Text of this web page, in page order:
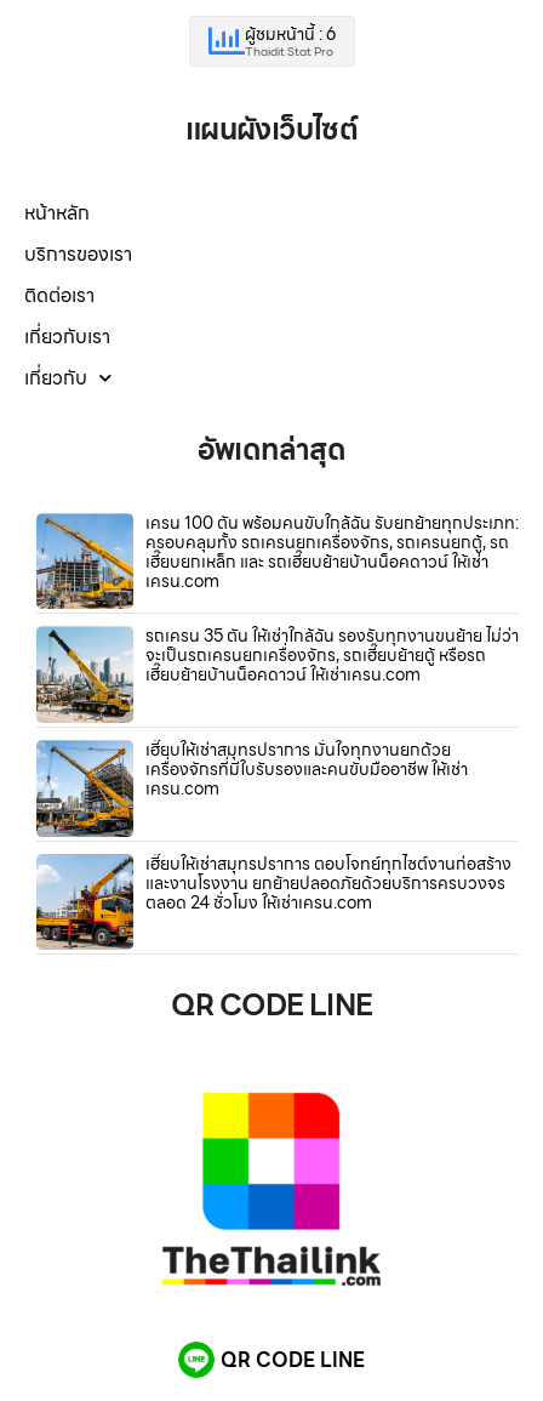
ผู้ชมหน้านี้ : 6
Thaidit Stat Pro
แผนผังเว็บไซต์
หน้าหลัก
บริการของเรา
ติดต่อเรา
เกี่ยวกับเรา
เกี่ยวกับ
อัพเดทล่าสุด
เครน 100 ตัน พร้อมคนขับใกล้ฉัน รับยกย้ายทุกประเภท:
ครอบคลุมทั้ง รถเครนยกเครื่องจักร, รถเครนยกตู้, รถ
เฮี๊ยบยกเหล็ก และ รถเฮี๊ยบย้ายบ้านน็อคดาวน์ ให้เช่า
เครน.com
รถเครน 35 ตัน ให้เช่าใกล้ฉัน รองรับทุกงานขนย้าย ไม่ว่า
จะเป็นรถเครนยกเครื่องจักร, รถเฮี๊ยบย้ายตู้ หรือรถ
เฮี๊ยบย้ายบ้านน็อคดาวน์ ให้เช่าเครน.com
เฮี๊ยบให้เช่าสมุทรปราการ มั่นใจทุกงานยกด้วย
เครื่องจักรที่มีใบรับรองและคนขับมืออาชีพ ให้เช่า
เครน.com
เฮี๊ยบให้เช่าสมุทรปราการ ตอบโจทย์ทุกไซต์งานก่อสร้าง
และงานโรงงาน ยกย้ายปลอดภัยด้วยบริการครบวงจร
ตลอด 24 ชั่วโมง ให้เช่าเครน.com
QR CODE LINE
QR CODE LINE